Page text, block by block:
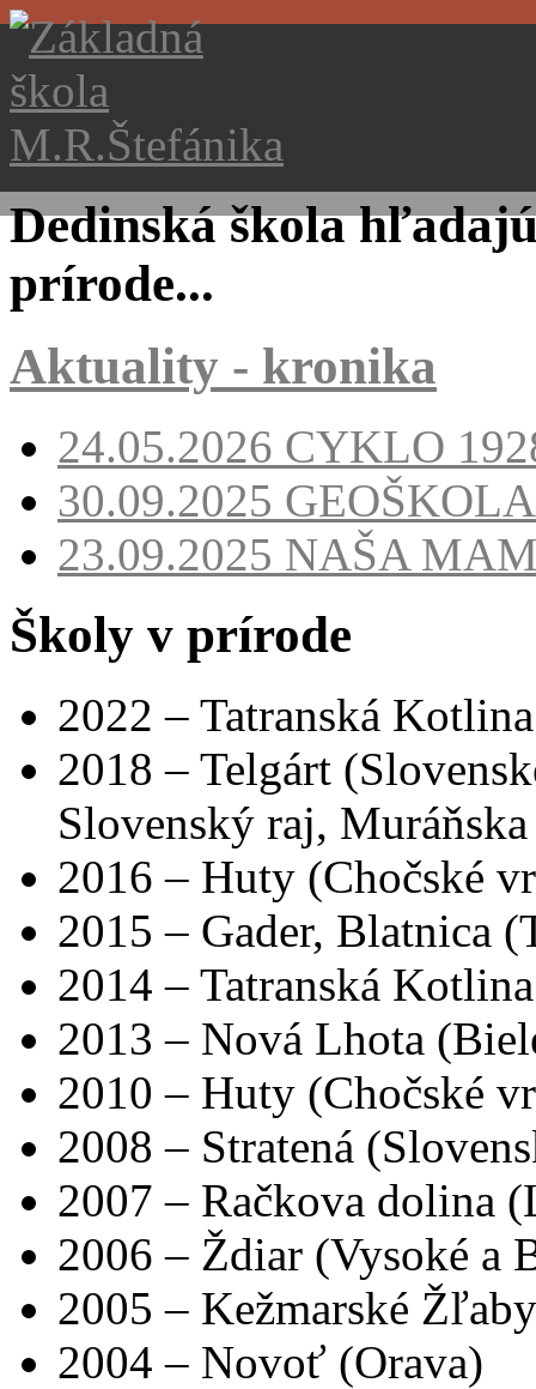
Dedinská škola
prírode...
Aktuality - kronika
24.05.2026 CYKLO
30.09.2025
23.09.2025 NAŠA
Školy v prírode
2022 – Tatranská
2018 – Telgárt
Slovenský raj,
2016 – Huty (Chočské
2015 – Gader, Blatnica
2014 – Tatranská
2013 – Nová Lhota
2010 – Huty (Chočské
2008 – Stratená
2007 – Račkova dolina
2006 – Ždiar (Vysoké a
2005 – Kežmarské
2004 – Novoť (Orava)